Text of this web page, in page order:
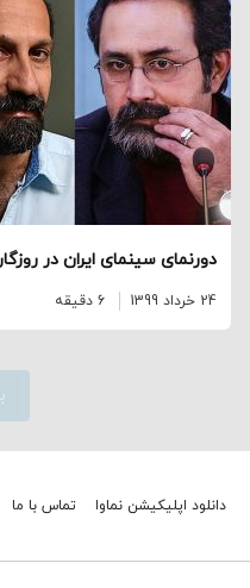
دورنمای سینمای ایران در
24 خرداد 1399 6 دقیقه
دانلود اپلیکیشن نماوا تماس با ما